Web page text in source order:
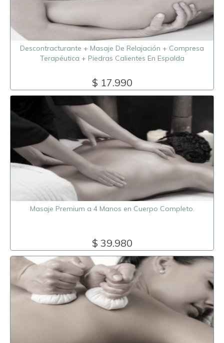
Descontracturante + Masaje De Relajación + Compresa
Terapéutica + Piedras Calientes En Espalda
$ 17.990
Masaje Premium a 4 Manos en Cuerpo Completo.
$ 39.980